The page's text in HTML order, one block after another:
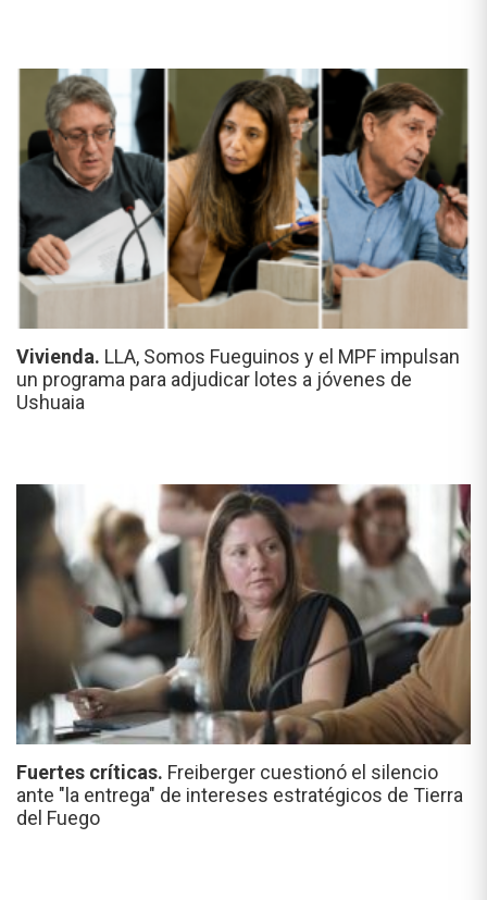
Vivienda. LLA, Somos Fueguinos y el MPF impulsan
un programa para adjudicar lotes a jóvenes de
Ushuaia
Fuertes críticas. Freiberger cuestionó el silencio
ante "la entrega" de intereses estratégicos de Tierra
del Fuego